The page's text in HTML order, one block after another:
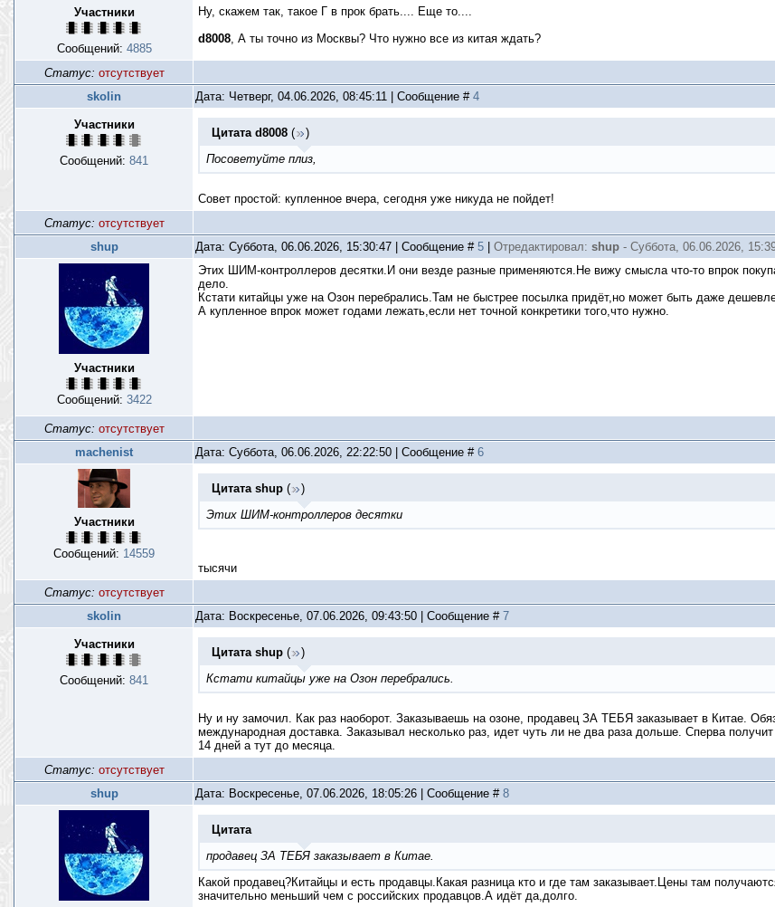
Участники
Сообщений: 4885
Ну, скажем так, такое Г в прок брать.... Еще то....
d8008, А ты точно из Москвы? Что нужно все из китая ждать?
Статус: отсутствует
skolin
Дата: Четверг, 04.06.2026, 08:45:11 | Сообщение # 4
Участники
Сообщений: 841
Цитата d8008 (
)
Посоветуйте плиз,
Совет простой: купленное вчера, сегодня уже никуда не пойдет!
Статус: отсутствует
shup
Дата: Суббота, 06.06.2026, 15:30:47 | Сообщение # 5 Отредактировал: shup - Суббота, 06.06.2026,
Участники
Сообщений: 3422
Этих ШИМ-контроллеров десятки.И они везде разные применяются.Не вижу смысла что-то впрок
дело.
Кстати китайцы уже на Озон перебрались.Там не быстрее посылка придёт,но может быть даже
А купленное впрок может годами лежать,если нет точной конкретики того,что нужно.
Статус: отсутствует
machenist
Дата: Суббота, 06.06.2026, 22:22:50 | Сообщение # 6
Участники
Сообщений: 14559
Цитата shup (
)
Этих ШИМ-контроллеров десятки
тысячи
Статус: отсутствует
skolin
Дата: Воскресенье, 07.06.2026, 09:43:50 | Сообщение # 7
Участники
Сообщений: 841
Цитата shup (
)
Кстати китайцы уже на Озон перебрались.
Ну и ну замочил. Как раз наоборот. Заказываешь на озоне, продавец ЗА ТЕБЯ заказывает в Китае.
международная доставка. Заказывал несколько раз, идет чуть ли не два раза дольше. Сперва
14 дней а тут до месяца.
Статус: отсутствует
shup
Дата: Воскресенье, 07.06.2026, 18:05:26 | Сообщение # 8
Цитата
продавец ЗА ТЕБЯ заказывает в Китае.
Какой продавец?Китайцы и есть продавцы.Какая разница кто и где там заказывает.Цены там
значительно меньший чем с российских продавцов.А идёт да,долго.